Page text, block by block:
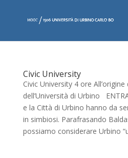
Civic University
Civic University 4 ore
dell’Università di Urbino
e la Città di Urbino hanno da
in simbiosi. Parafrasando
possiamo considerare Urbino